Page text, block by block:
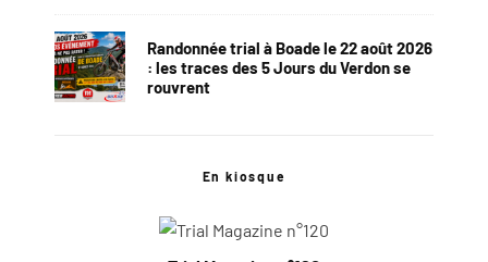
Randonnée trial à Boade le 22 août 2026
: les traces des 5 Jours du Verdon se
rouvrent
En kiosque